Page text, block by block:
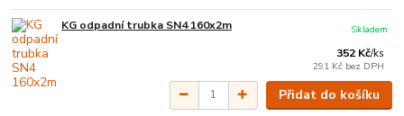
KG odpadní trubka SN4 160x2m
352 Kč/ks
291 Kč bez DPH
Skladem
Přidat do košíku